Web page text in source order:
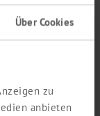
Über Cookies
zu
anbieten